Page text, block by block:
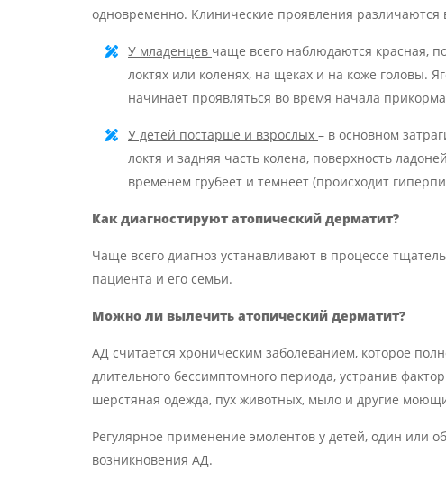
одновременно. Клинические проявления различаются
У младенцев чаще всего наблюдаются красная,
локтях или коленях, на щеках и на коже головы.
начинает проявляться во время начала
У детей постарше и взрослых – в основном
локтя и задняя часть колена, поверхность
временем грубеет и темнеет (происходит
Как диагностируют атопический дерматит?
Чаще всего диагноз устанавливают в процессе
пациента и его семьи.
Можно ли вылечить атопический дерматит?
АД считается хроническим заболеванием, которое
длительного бессимптомного периода, устранив
шерстяная одежда, пух животных, мыло и другие
Регулярное применение эмолентов у детей, один или
возникновения АД.